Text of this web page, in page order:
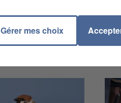
Gérer mes choix